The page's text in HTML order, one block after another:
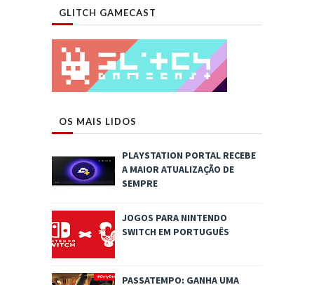
GLITCH GAMECAST
OS MAIS LIDOS
PLAYSTATION PORTAL RECEBE
A MAIOR ATUALIZAÇÃO DE
SEMPRE
JOGOS PARA NINTENDO
SWITCH EM PORTUGUÊS
PASSATEMPO: GANHA UMA